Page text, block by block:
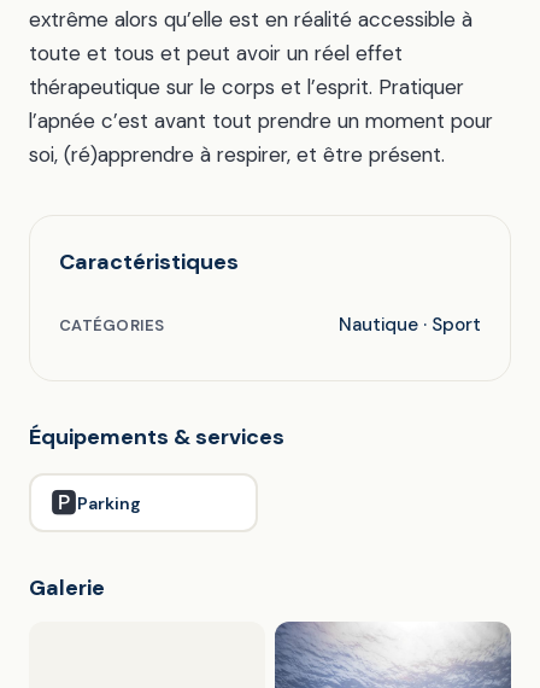
extrême alors qu’elle est en réalité accessible à
toute et tous et peut avoir un réel effet
thérapeutique sur le corps et l’esprit. Pratiquer
l’apnée c’est avant tout prendre un moment pour
soi, (ré)apprendre à respirer, et être présent.
Caractéristiques
CATÉGORIES Nautique · Sport
Équipements & services
🅿️Parking
Galerie